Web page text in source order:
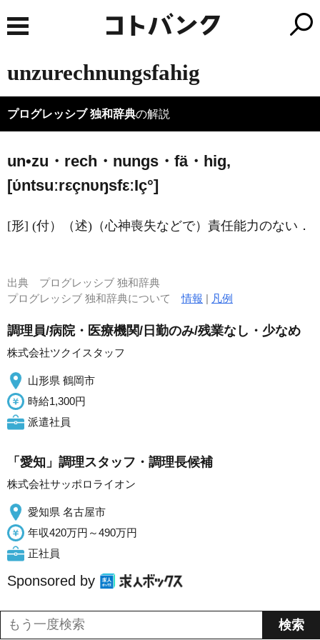
unzurechnungsfahig
プログレッシブ 独和辞典の解説
un•zu・rech・nungs・fä・hig,
[ύntsuːrεçnυŋsfεːIç°]
[形] (付）（述)（心神喪失などで）責任能力のない．
出典 プログレッシブ 独和辞典
プログレッシブ 独和辞典について情報 | 凡例
調理員/病院・医療機関/日勤のみ/残業なし・少なめ
株式会社ツクイスタッフ
山形県 鶴岡市
時給1,300円
派遣社員
「愛知」調理スタッフ・調理長候補
株式会社サッポロライオン
愛知県 名古屋市
年収420万円～490万円
正社員
Sponsored by